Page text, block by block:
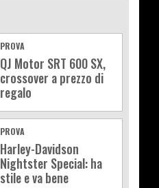
PROVA
QJ Motor SRT 600 SX,
crossover a prezzo di
regalo
PROVA
Harley-Davidson
Nightster Special: ha
stile e va bene